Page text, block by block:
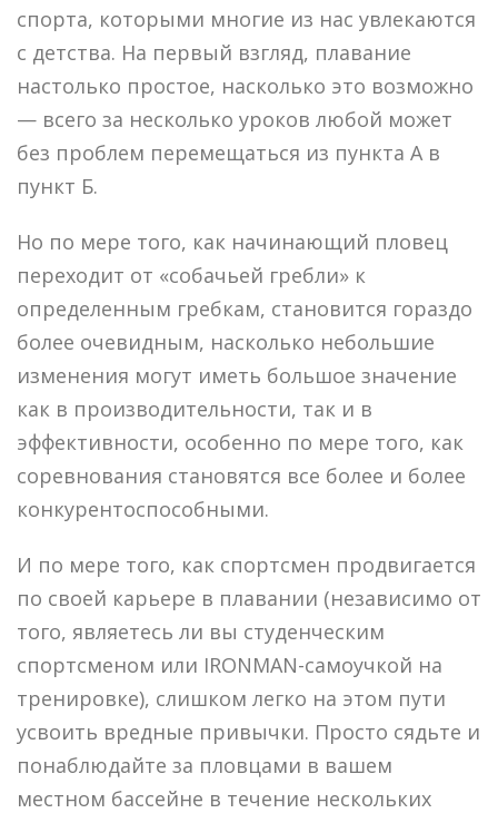
спорта, которыми многие из нас увлекаются
с детства. На первый взгляд, плавание
настолько простое, насколько это возможно
— всего за несколько уроков любой может
без проблем перемещаться из пункта А в
пункт Б.
Но по мере того, как начинающий пловец
переходит от «собачьей гребли» к
определенным гребкам, становится гораздо
более очевидным, насколько небольшие
изменения могут иметь большое значение
как в производительности, так и в
эффективности, особенно по мере того, как
соревнования становятся все более и более
конкурентоспособными.
И по мере того, как спортсмен продвигается
по своей карьере в плавании (независимо от
того, являетесь ли вы студенческим
спортсменом или IRONMAN-самоучкой на
тренировке), слишком легко на этом пути
усвоить вредные привычки. Просто сядьте и
понаблюдайте за пловцами в вашем
местном бассейне в течение нескольких